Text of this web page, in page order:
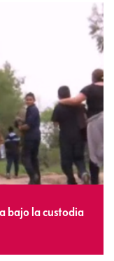
bajo la custodia